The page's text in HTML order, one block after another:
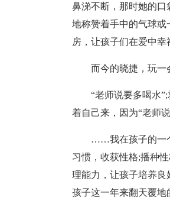
鼻涕不断，那时她的
地称赞着手中的气球
房，让孩子们在爱中幸
而今的晓捷，玩一
“老师说要多喝水
着自己来，因为“老师
……我在孩子的一
习惯，收获性格;播种
理能力，让孩子培养
孩子这一年来翻天覆地